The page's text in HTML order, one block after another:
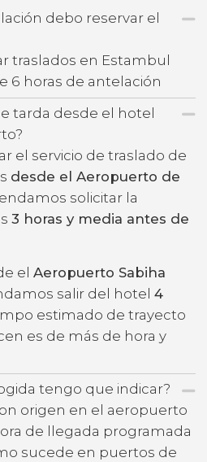
debo reservar el
traslados en Estambul
6 horas de antelación
tarda desde el hotel
el servicio de traslado de
desde el Aeropuerto de
solicitar la
3 horas y media antes de
el Aeropuerto Sabiha
salir del hotel 4
estimado de trayecto
es de más de hora y
tengo que indicar?
origen en el aeropuerto
de llegada programada
sucede en puertos de